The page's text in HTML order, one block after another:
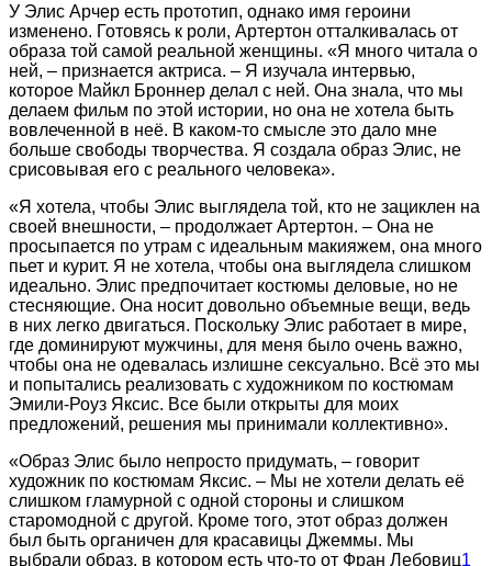
У Элис Арчер есть прототип, однако имя героини
изменено. Готовясь к роли, Артертон отталкивалась от
образа той самой реальной женщины. «Я много читала о
ней, – признается актриса. – Я изучала интервью,
которое Майкл Броннер делал с ней. Она знала, что мы
делаем фильм по этой истории, но она не хотела быть
вовлеченной в неё. В каком-то смысле это дало мне
больше свободы творчества. Я создала образ Элис, не
срисовывая его с реального человека».
«Я хотела, чтобы Элис выглядела той, кто не зациклен на
своей внешности, – продолжает Артертон. – Она не
просыпается по утрам с идеальным макияжем, она много
пьет и курит. Я не хотела, чтобы она выглядела слишком
идеально. Элис предпочитает костюмы деловые, но не
стесняющие. Она носит довольно объемные вещи, ведь
в них легко двигаться. Поскольку Элис работает в мире,
где доминируют мужчины, для меня было очень важно,
чтобы она не одевалась излишне сексуально. Всё это мы
и попытались реализовать с художником по костюмам
Эмили-Роуз Яксис. Все были открыты для моих
предложений, решения мы принимали коллективно».
«Образ Элис было непросто придумать, – говорит
художник по костюмам Яксис. – Мы не хотели делать её
слишком гламурной с одной стороны и слишком
старомодной с другой. Кроме того, этот образ должен
был быть органичен для красавицы Джеммы. Мы
выбрали образ, в котором есть что-то от Фран Лебовиц1